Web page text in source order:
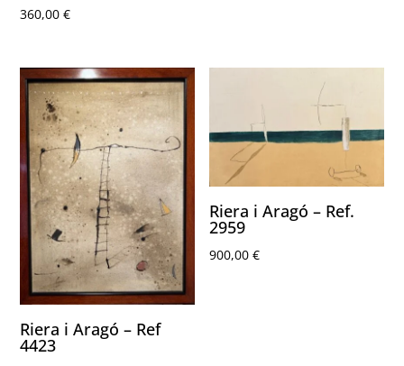
360,00€
Riera i Aragó – Ref
4423
Riera i Aragó – Ref.
2959
900,00€